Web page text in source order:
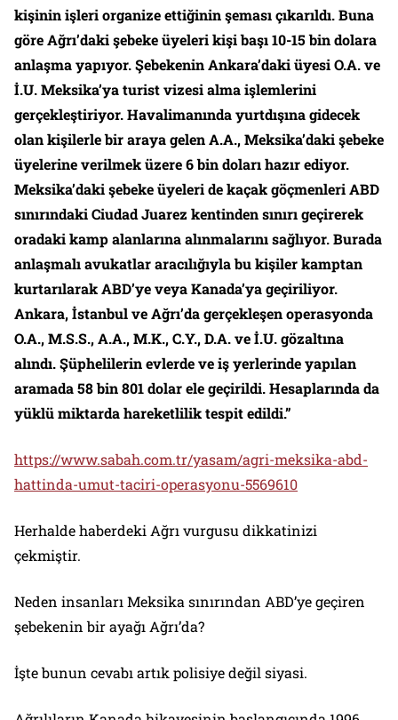
kişinin işleri organize ettiğinin şeması çıkarıldı. Buna
göre Ağrı’daki şebeke üyeleri kişi başı 10-15 bin dolara
anlaşma yapıyor. Şebekenin Ankara’daki üyesi O.A. ve
İ.U. Meksika’ya turist vizesi alma işlemlerini
gerçekleştiriyor. Havalimanında yurtdışına gidecek
olan kişilerle bir araya gelen A.A., Meksika’daki şebeke
üyelerine verilmek üzere 6 bin doları hazır ediyor.
Meksika’daki şebeke üyeleri de kaçak göçmenleri ABD
sınırındaki Ciudad Juarez kentinden sınırı geçirerek
oradaki kamp alanlarına alınmalarını sağlıyor. Burada
anlaşmalı avukatlar aracılığıyla bu kişiler kamptan
kurtarılarak ABD’ye veya Kanada’ya geçiriliyor.
Ankara, İstanbul ve Ağrı’da gerçekleşen operasyonda
O.A., M.S.S., A.A., M.K., C.Y., D.A. ve İ.U. gözaltına
alındı. Şüphelilerin evlerde ve iş yerlerinde yapılan
aramada 58 bin 801 dolar ele geçirildi. Hesaplarında da
yüklü miktarda hareketlilik tespit edildi.”
https://www.sabah.com.tr/yasam/agri-meksika-abd-
hattinda-umut-taciri-operasyonu-5569610
Herhalde haberdeki Ağrı vurgusu dikkatinizi
çekmiştir.
Neden insanları Meksika sınırından ABD’ye geçiren
şebekenin bir ayağı Ağrı’da?
İşte bunun cevabı artık polisiye değil siyasi.